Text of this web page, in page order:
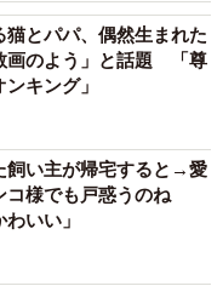
猫とパパ、偶然生まれた
画のよう」と話題 「尊
キング」
飼い主が帰宅すると→愛
コ様でも戸惑うのね
いい」